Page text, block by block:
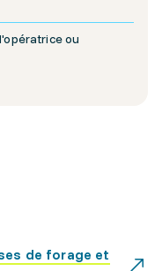
ou
de forage et